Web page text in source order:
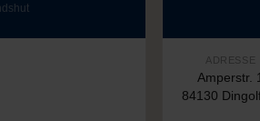
ADRESSE
Amperstr.
84130